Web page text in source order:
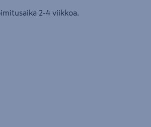
2-4 viikkoa.